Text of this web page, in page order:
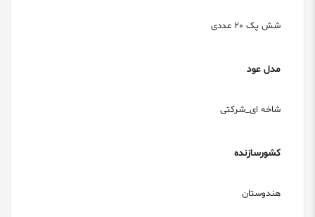
شش پک 20 عددی
مدل عود
شاخه ای_شرکتی
کشورسازنده
هندوستان